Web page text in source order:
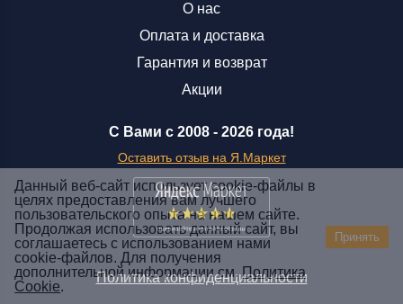
С Вами с 2008 - 2026 года!
Оставить отзыв на Я.Маркет
О нас
Оплата и доставка
Гарантия и возврат
Акции
Политика конфиденциальности
Заказать звонок
+7 (929) 551-70-07
Ежедневно 9:00-20:00
Данный веб-сайт использует cookie-файлы в
целях предоставления вам лучшего
пользовательского опыта на нашем сайте.
Продолжая использовать данный сайт, вы
соглашаетесь с использованием нами
cookie-файлов. Для получения
дополнительной информации см.Политика
Cookie.
Принять